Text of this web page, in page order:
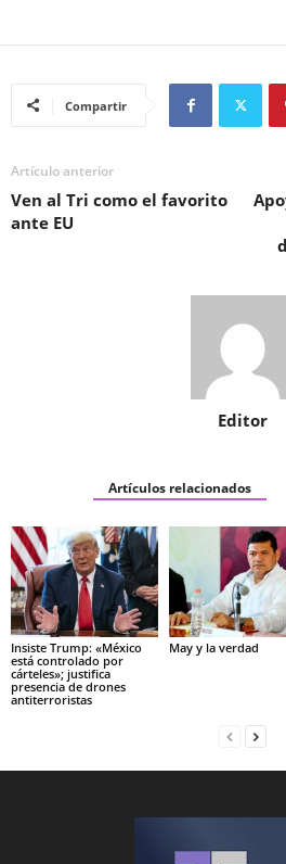
Compartir
Artículo anterior
Ven al Tri como el favorito
ante EU
Editor
Artículos relacionados
Insiste Trump: «México
está controlado por
cárteles»; justifica
presencia de drones
antiterroristas
May y la verdad